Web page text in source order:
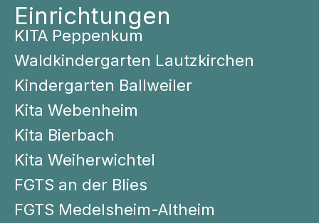
Einrichtungen
KITA Peppenkum
Waldkindergarten Lautzkirchen
Kindergarten Ballweiler
Kita Webenheim
Kita Bierbach
Kita Weiherwichtel
FGTS an der Blies
FGTS Medelsheim-Altheim